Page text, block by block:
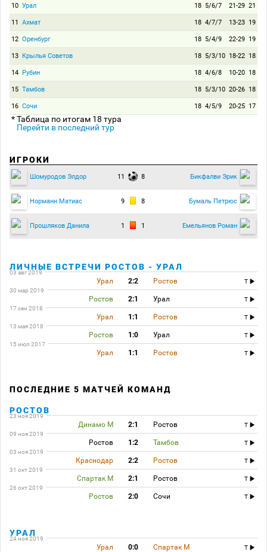
10 Урал 18 5/6/7 21-29 21
11 Ахмат 18 4/7/7 13-23 19
12 Оренбург 18 5/4/9 22-29 19
13 Крылья Советов 18 5/3/10 18-22 18
14 Рубин 18 4/6/8 10-20 18
15 Тамбов 18 5/3/10 20-26 18
16 Сочи 18 4/5/9 20-25 17
* Таблица по итогам 18 тура
Перейти в последний тур
ИГРОКИ
Шомуродов Элдор 11 8 Бикфалви Эрик
Норманн Матиас 9 8 Бумаль Петрюс
Прошляков Данила 1 1 Емельянов Роман
ЛИЧНЫЕ ВСТРЕЧИ РОСТОВ - УРАЛ
03 авг 2019
Урал 2:2 Ростов
T
30 мар 2019
Ростов 2:1 Урал
T
17 сен 2018
Урал 1:1 Ростов
T
13 мая 2018
Ростов 1:0 Урал
T
15 июл 2017
Урал 1:1 Ростов T
ПОСЛЕДНИЕ 5 МАТЧЕЙ КОМАНД
РОСТОВ
23 ноя 2019
Динамо М 2:1 Ростов
T
09 ноя 2019
Ростов 1:2 Тамбов
T
03 ноя 2019
Краснодар 2:2 Ростов
T
31 окт 2019
Спартак М 2:1 Ростов
T
26 окт 2019
Ростов 2:0 Сочи T
УРАЛ
24 ноя 2019
Урал 0:0 Спартак М
T